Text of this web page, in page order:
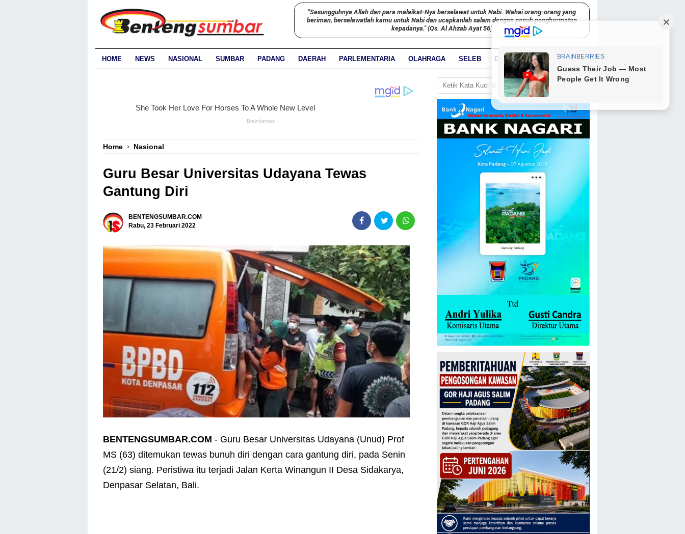
"Sesungguhnya Allah dan para malaikat-Nya berselawat untuk Nabi. Wahai orang-orang yang
beriman, berselawatlah kamu untuk Nabi dan ucapkanlah salam dengan penuh penghormatan
kepadanya." (Qs. Al Ahzab Ayat 56)
HOME NEWS NASIONAL SUMBAR PADANG DAERAH PARLEMENTARIA OLAHRAGA SELEB DUNIA PARIWARA
Home › Nasional
Guru Besar Universitas Udayana Tewas
Gantung Diri
BENTENGSUMBAR.COM
Rabu, 23 Februari 2022
BENTENGSUMBAR.COM - Guru Besar Universitas Udayana (Unud) Prof
MS (63) ditemukan tewas bunuh diri dengan cara gantung diri, pada Senin
(21/2) siang. Peristiwa itu terjadi Jalan Kerta Winangun II Desa Sidakarya,
Denpasar Selatan, Bali.